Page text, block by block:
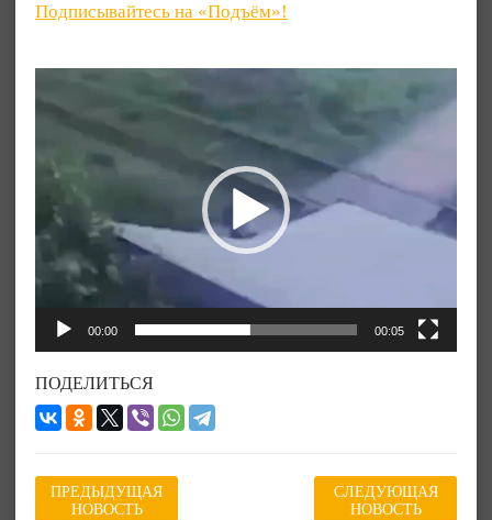
Подписывайтесь на «Подъём»!
00:00 00:05
ПОДЕЛИТЬСЯ
ПРЕДЫДУЩАЯ
НОВОСТЬ
СЛЕДУЮЩАЯ
НОВОСТЬ